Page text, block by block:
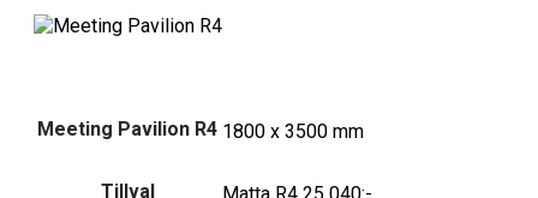
Meeting Pavilion R4 1800 x 3500 mm
Tillval